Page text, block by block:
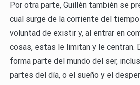
Por otra parte, Guillén también se
cual surge de la corriente del
voluntad de existir y, al entrar en
cosas, estas le limitan y le centran.
forma parte del mundo del ser,
partes del día, o el sueño y el